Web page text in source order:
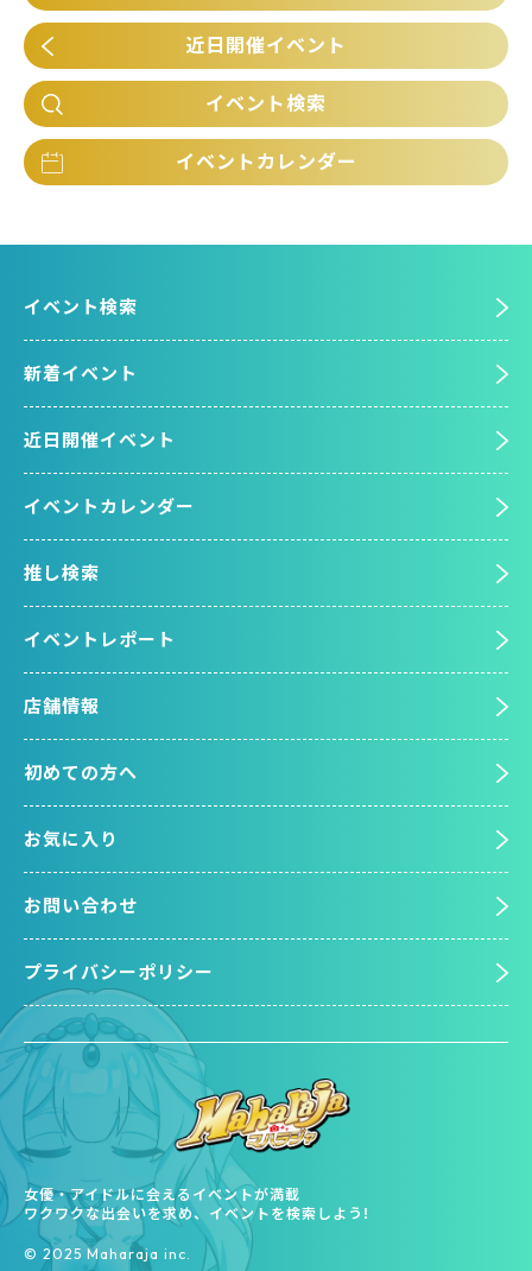
近日開催イベント
イベント検索
イベントカレンダー
女優・アイドルに会えるイベントが満載
ワクワクな出会いを求め、イベントを検索しよう!
©︎ 2025 Maharaja inc.
イベント検索
新着イベント
近日開催イベント
イベントカレンダー
推し検索
イベントレポート
店舗情報
初めての方へ
お気に入り
お問い合わせ
プライバシーポリシー